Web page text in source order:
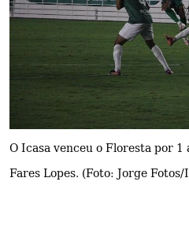
O Icasa venceu o Floresta por 1
Fares Lopes. (Foto: Jorge Fotos/